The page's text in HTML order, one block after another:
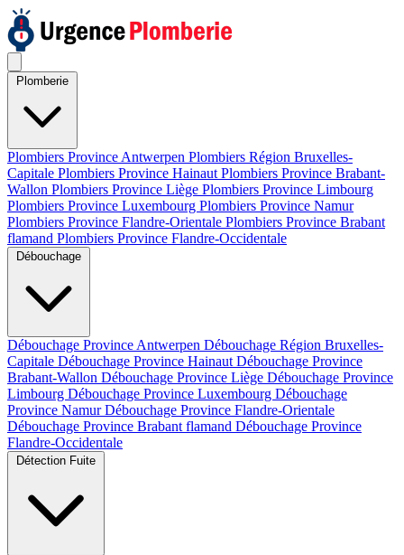
Plombiers Province Antwerpen Plombiers Région Bruxelles-
Capitale Plombiers Province Hainaut Plombiers Province Brabant-
Wallon Plombiers Province Liège Plombiers Province Limbourg
Plombiers Province Luxembourg Plombiers Province Namur
Plombiers Province Flandre-Orientale Plombiers Province Brabant
flamand Plombiers Province Flandre-Occidentale
Débouchage Province Antwerpen Débouchage Région Bruxelles-
Capitale Débouchage Province Hainaut Débouchage Province
Brabant-Wallon Débouchage Province Liège Débouchage Province
Limbourg Débouchage Province Luxembourg Débouchage
Province NamurDébouchage Province Flandre-Orientale
Débouchage Province Brabant flamand Débouchage Province
Flandre-Occidentale